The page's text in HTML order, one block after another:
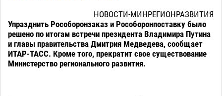
НОВОСТИ-МИНРЕГИОНРАЗВИТИЯ
Упразднить Рособоронзаказ и Рособоронпоставку было
решено по итогам встречи президента Владимира Путина
и главы правительства Дмитрия Медведева, сообщает
ИТАР-ТАСС. Кроме того, прекратит свое существование
Министерство регионального развития.